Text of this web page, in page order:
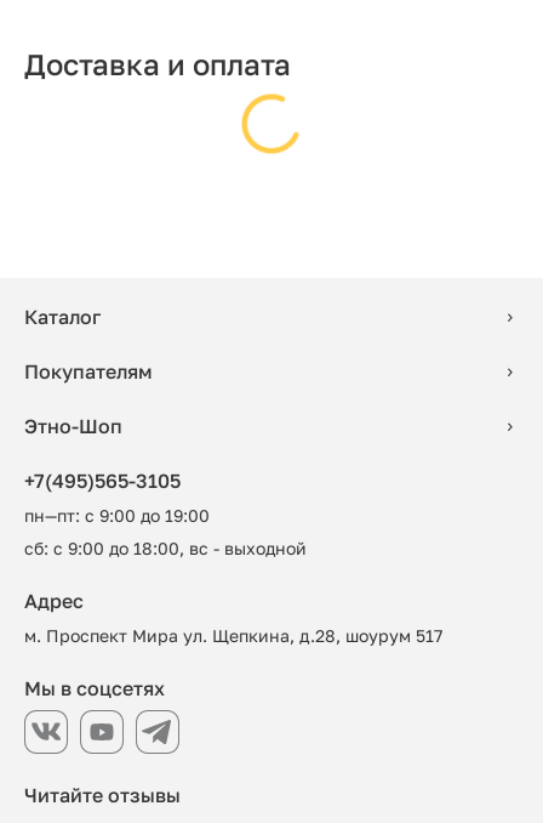
Доставка и оплата
Каталог
Покупателям
Этно-Шоп
+7(495)565-3105
пн—пт: с 9:00 до 19:00
сб: с 9:00 до 18:00, вс - выходной
Читайте отзывы
Адрес
м. Проспект Мира ул. Щепкина, д.28, шоурум 517
Мы в соцсетях